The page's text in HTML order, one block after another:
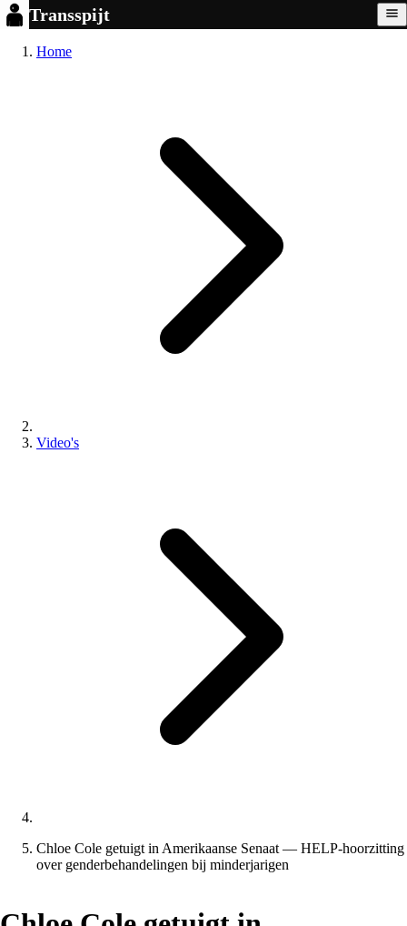
Transspijt
Home
Video's
Chloe Cole getuigt in Amerikaanse Senaat — HELP-hoorzitting
over genderbehandelingen bij minderjarigen